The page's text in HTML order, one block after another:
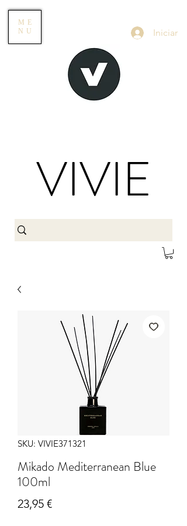
ME
NU
Iniciar
VIVIE
SKU: VIVIE371321
Mikado Mediterranean Blue
100ml
23,95 €Precio